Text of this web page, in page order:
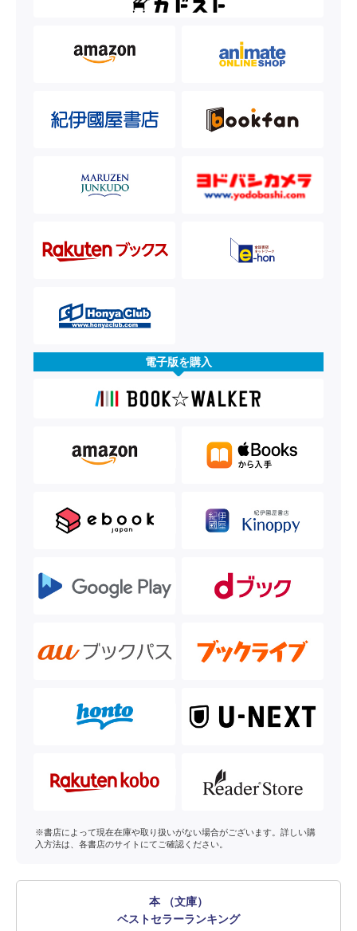
電子版を購入
※書店によって現在在庫や取り扱いがない場合がございます。詳しい購
入方法は、各書店のサイトにてご確認ください。
本 （文庫）
ベストセラーランキング